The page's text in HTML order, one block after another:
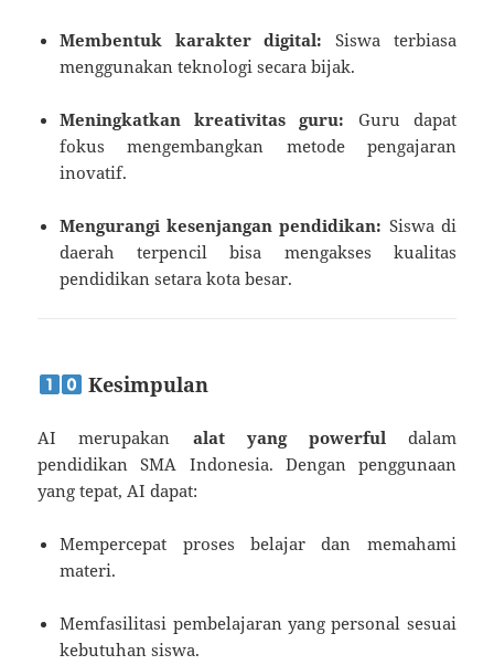
Membentuk karakter digital: Siswa terbiasa
menggunakan teknologi secara bijak.
Meningkatkan kreativitas guru: Guru dapat
fokus mengembangkan metode pengajaran
inovatif.
Mengurangi kesenjangan pendidikan: Siswa di
daerah terpencil bisa mengakses kualitas
pendidikan setara kota besar.
Kesimpulan
AI merupakan alat yang powerfuldalam
pendidikan SMA Indonesia. Dengan penggunaan
yang tepat, AI dapat:
Mempercepat proses belajar dan memahami
materi.
Memfasilitasi pembelajaran yang personal sesuai
kebutuhan siswa.